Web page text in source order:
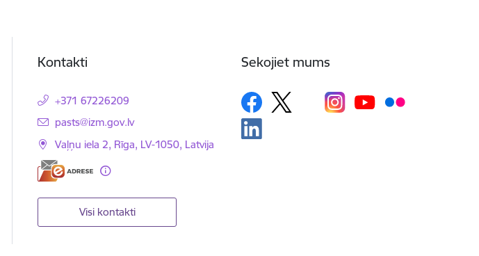
Kontakti
+371 67226209
E-pasts:
pasts@izm.gov.lv
Vaļņu iela 2, Rīga, LV-1050, Latvija
Visi kontakti
Sekojiet mums